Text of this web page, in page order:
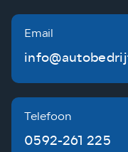
Email
Telefoon
0592-261 225